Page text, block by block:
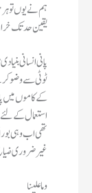
ہم نے یوں تو
یقین حد تک
پانی انسانی
ٹوٹی سے وضو
کے کاموں میں
استعمال کے
تھی اب وہی
غیر ضروری
وما علینا